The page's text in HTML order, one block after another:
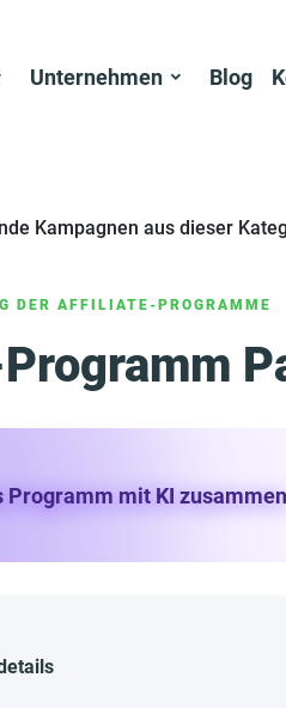
Unternehmen Blog
Kampagnen aus dieser
DER AFFILIATE-PROGRAMME
Programm mit KI zusammen